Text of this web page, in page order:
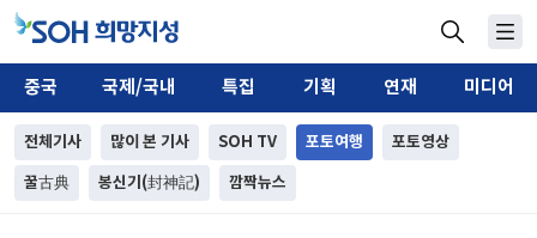
중국 국제/국내 특집 기획 연재 미디어
전체기사 많이 본 기사 SOH TV 포토여행 포토영상
꿀古典 봉신기(封神記) 깜짝뉴스